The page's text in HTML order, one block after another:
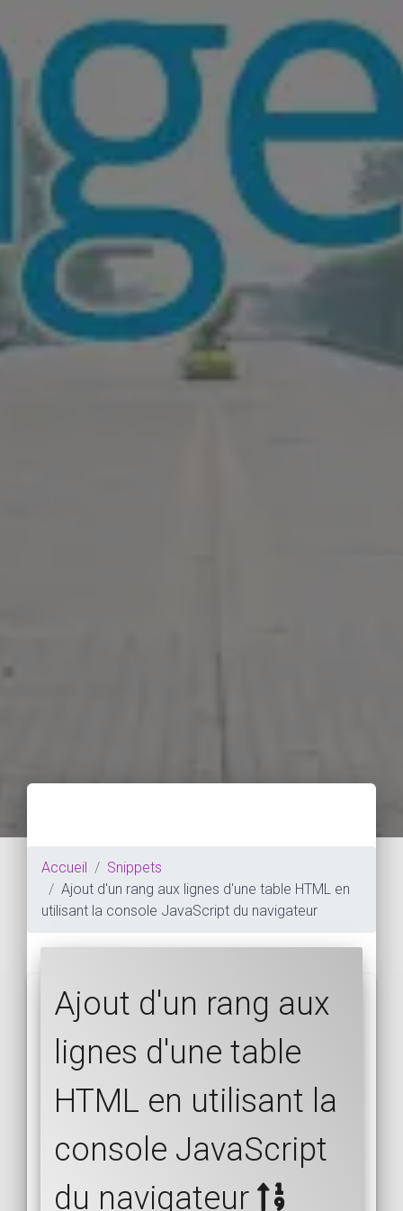
Accueil
Snippets
Ajout d'un rang aux lignes d'une table HTML en
utilisant la console JavaScript du navigateur
Ajout d'un rang aux
lignes d'une table
HTML en utilisant la
console JavaScript
du navigateur